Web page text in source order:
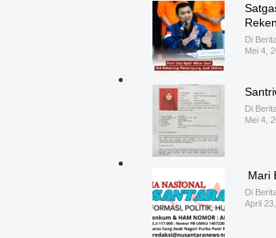
Di
Mei 4,
Di
Mei 4,
Di
April